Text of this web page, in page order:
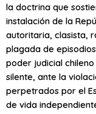
la doctrina que
instalación de la
autoritaria, clasista,
plagada de
poder judicial
silente, ante la
perpetrados por el
de vida